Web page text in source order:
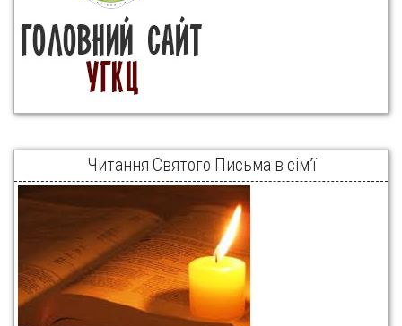
Читання Святого Письма в сім’ї